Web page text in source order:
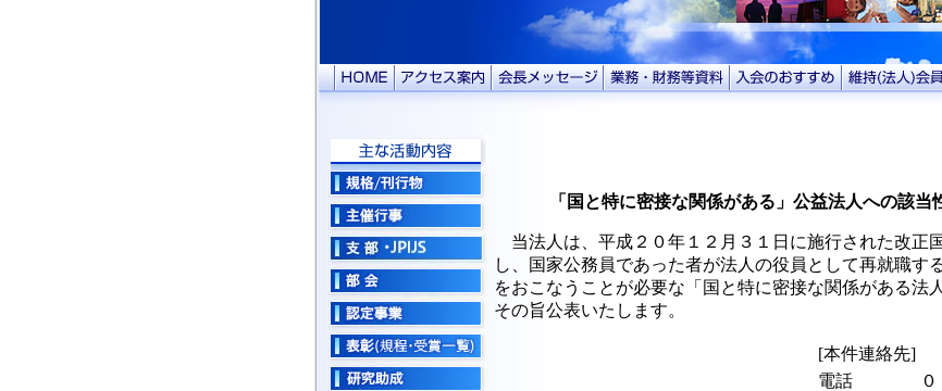
「国と特に密接な関係がある」公益法人への該当
当法人は、平成２０年１２月３１日に施行された改正
し、国家公務員であった者が法人の役員として再就職す
をおこなうことが必要な「国と特に密接な関係がある法
その旨公表いたします。
[本件連絡先]
電話